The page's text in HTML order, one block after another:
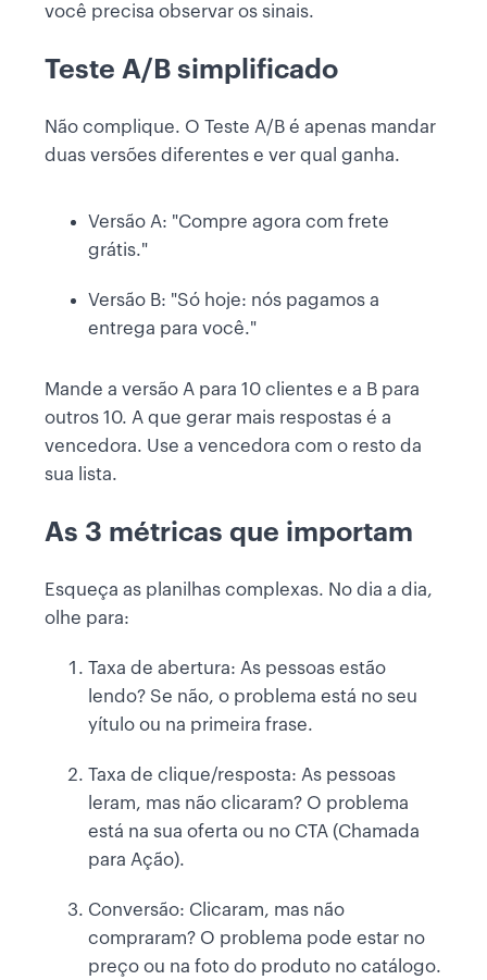
você precisa observar os sinais.
Teste A/B simplificado
Não complique. O Teste A/B é apenas mandar
duas versões diferentes e ver qual ganha.
Versão A: "Compre agora com frete
grátis."
Versão B: "Só hoje: nós pagamos a
entrega para você."
Mande a versão A para 10 clientes e a B para
outros 10. A que gerar mais respostas é a
vencedora. Use a vencedora com o resto da
sua lista.
As 3 métricas que importam
Esqueça as planilhas complexas. No dia a dia,
olhe para:
Taxa de abertura: As pessoas estão
lendo? Se não, o problema está no seu
yítulo ou na primeira frase.
Taxa de clique/resposta: As pessoas
leram, mas não clicaram? O problema
está na sua oferta ou no CTA (Chamada
para Ação).
Conversão: Clicaram, mas não
compraram? O problema pode estar no
preço ou na foto do produto no catálogo.